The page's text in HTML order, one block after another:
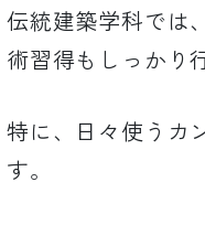
伝統建築学科では
術習得もしっかり
特に、日々使うカ
す。